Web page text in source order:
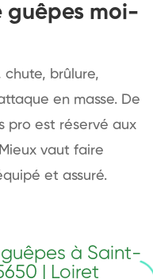
guêpes moi-
chute, brûlure,
en masse. De
pro est réservé aux
vaut faire
et assuré.
à Saint-
| Loiret